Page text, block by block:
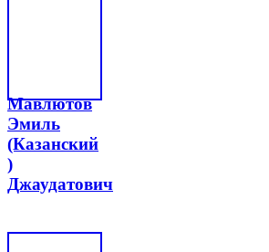
Мавлютов
Эмиль
(Казанский
)
Джаудатович